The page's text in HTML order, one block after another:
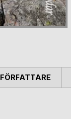
FÖRFATTARE